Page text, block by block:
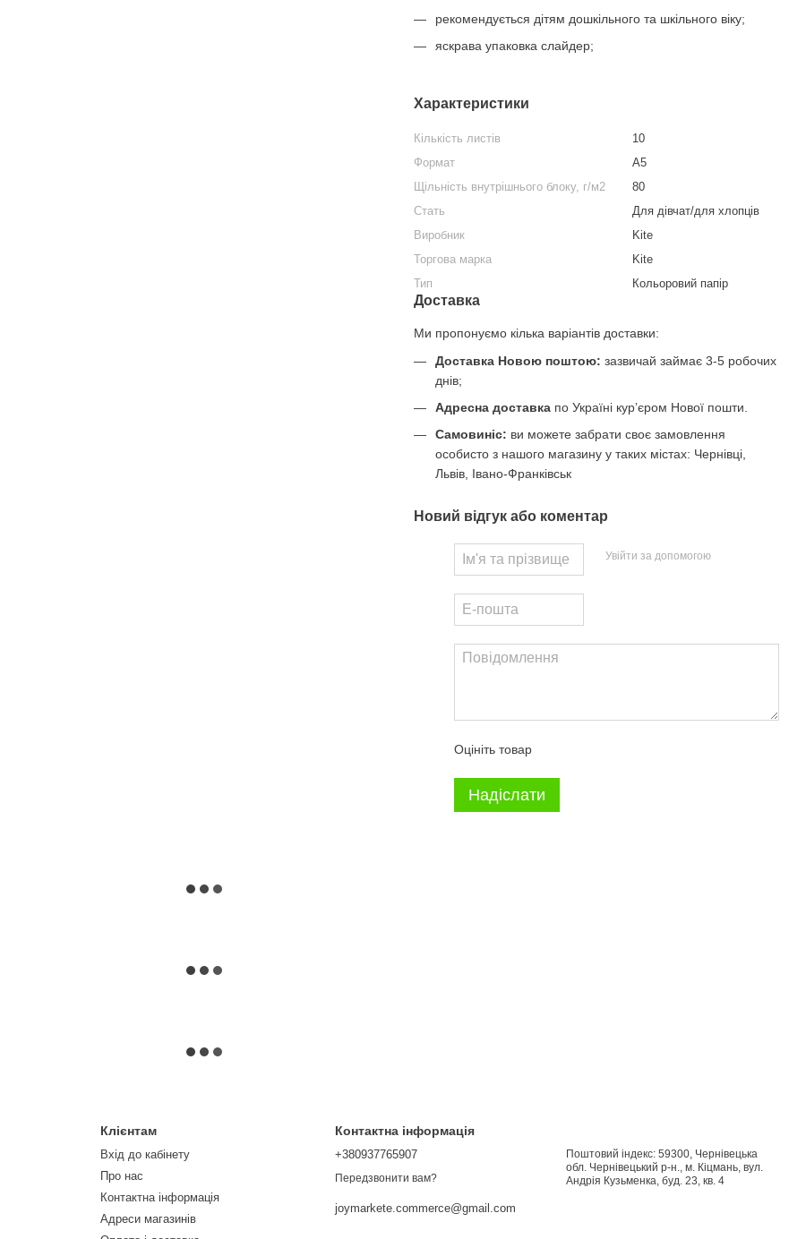
рекомендується дітям дошкільного та шкільного віку;
яскрава упаковка слайдер;
Характеристики
Кількість листів
10
Формат
А5
Щільність внутрішнього блоку, г/м2
80
Стать
Для дівчат/для хлопців
Виробник
Kite
Торгова марка
Kite
Тип
Кольоровий папір
Доставка
Ми пропонуємо кілька варіантів доставки:
Доставка Новою поштою: зазвичай займає 3-5 робочих
днів;
Адресна доставка по Україні курʼєром Нової пошти.
Самовиніс: ви можете забрати своє замовлення
особисто з нашого магазину у таких містах: Чернівці,
Львів, Івано-Франківськ
Новий відгук або коментар
Увійти за допомогою
Оцініть товар
Надіслати
Клієнтам
Вхід до кабінету
Про нас
Контактна інформація
Адреси магазинів
Контактна інформація
+380937765907
Передзвонити вам?
joymarkete.commerce@gmail.com
Поштовий індекс: 59300, Чернівецька
обл. Чернівецький р-н., м. Кіцмань, вул.
Андрія Кузьменка, буд. 23, кв. 4